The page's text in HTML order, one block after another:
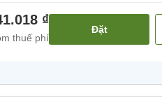
₫
thuế phí
Đặt